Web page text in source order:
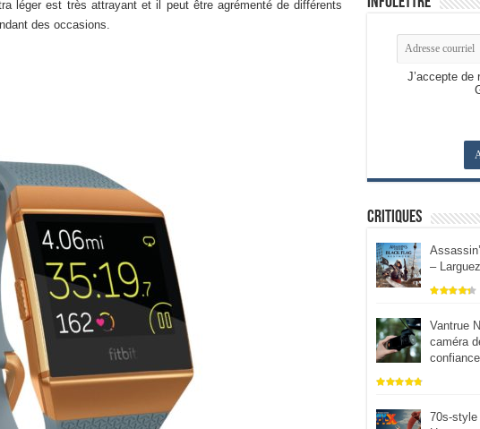
léger est très attrayant et il peut être agrémenté de différents
des occasions.
J’accepte de
Critiques
–
Vantrue
caméra
confiance
70s-style